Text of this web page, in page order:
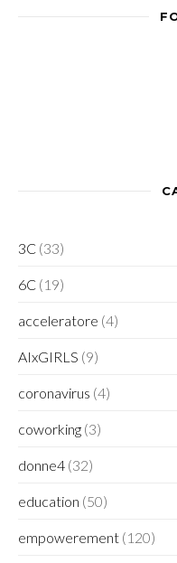
3C (33)
6C (19)
acceleratore (4)
AIxGIRLS (9)
coronavirus (4)
coworking (3)
donne4 (32)
education (50)
empowerement (120)